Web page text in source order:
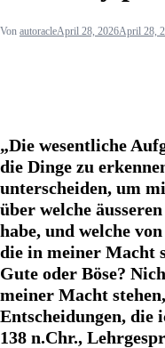
Von autoracleApril 28, 2026April 28,
„Die wesentliche
die Dinge zu
unterscheiden, um
über welche
habe, und welche
die in meiner Macht
Gute oder Böse?
meiner Macht
Entscheidungen,
138 n.Chr.,